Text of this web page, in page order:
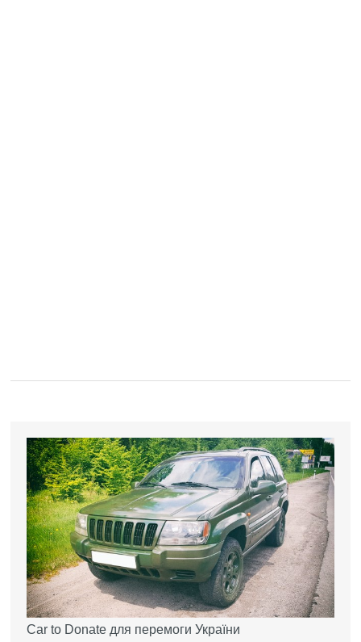
Car to Donate для перемоги України